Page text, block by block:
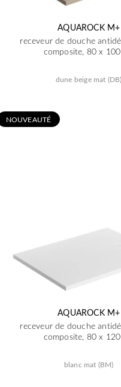
AQUAROCK M+
receveur de douche
composite, 80 x
dune beige mat (DB)
NOUVEAUTÉ
AQUAROCK M+
receveur de douche
composite, 80 x
blanc mat (BM)